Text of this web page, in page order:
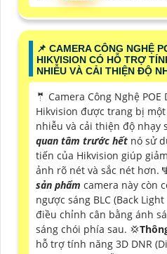
📌 CAMERA CÔNG NGHỆ
HIKVISION CÓ HỖ TRỢ
NHIỄU VÀ CẢI THIỆN ĐỘ
🤵 Camera Công Nghệ POE
Hikvision được trang bị
nhiễu và cải thiện độ nhạy
quan tâm trước hết nó sử
tiến của Hikvision giúp
ảnh rõ nét và sắc nét hơn.
sản phẩm camera này còn
ngược sáng BLC (Back
điều chỉnh cân bằng ánh
sáng chói phía sau. 💢
hỗ trợ tính năng 3D DNR